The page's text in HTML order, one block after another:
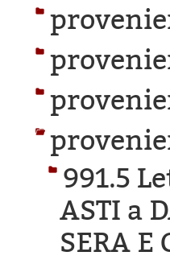
991.5
ASTI a
SERA E